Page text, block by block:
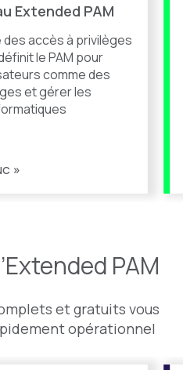
Extended PAM
accès à privilèges
le PAM pour
comme des
et gérer les
PAM
et gratuits vous
opérationnel